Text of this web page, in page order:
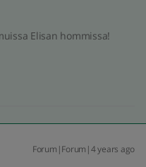
Elisan hommissa!
Forum|Forum|4 years ago